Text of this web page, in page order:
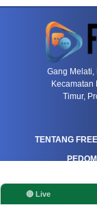
🔴 Live
Gang Melati,
Kecamatan
Timur,
TENTANG
KOREKSI &